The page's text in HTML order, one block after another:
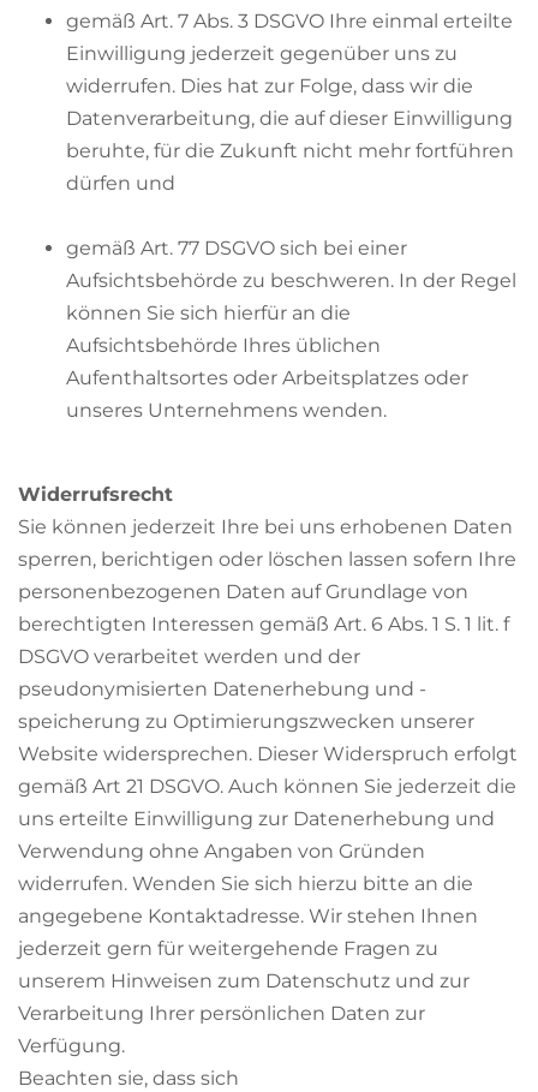
gemäß Art. 7 Abs. 3 DSGVO Ihre einmal erteilte
Einwilligung jederzeit gegenüber uns zu
widerrufen. Dies hat zur Folge, dass wir die
Datenverarbeitung, die auf dieser Einwilligung
beruhte, für die Zukunft nicht mehr fortführen
dürfen und
gemäß Art. 77 DSGVO sich bei einer
Aufsichtsbehörde zu beschweren. In der Regel
können Sie sich hierfür an die
Aufsichtsbehörde Ihres üblichen
Aufenthaltsortes oder Arbeitsplatzes oder
unseres Unternehmens wenden.
Widerrufsrecht
Sie können jederzeit Ihre bei uns erhobenen Daten
sperren, berichtigen oder löschen lassen sofern Ihre
personenbezogenen Daten auf Grundlage von
berechtigten Interessen gemäß Art. 6 Abs. 1 S. 1 lit. f
DSGVO verarbeitet werden und der
pseudonymisierten Datenerhebung und -
speicherung zu Optimierungszwecken unserer
Website widersprechen. Dieser Widerspruch erfolgt
gemäß Art 21 DSGVO. Auch können Sie jederzeit die
uns erteilte Einwilligung zur Datenerhebung und
Verwendung ohne Angaben von Gründen
widerrufen. Wenden Sie sich hierzu bitte an die
angegebene Kontaktadresse. Wir stehen Ihnen
jederzeit gern für weitergehende Fragen zu
unserem Hinweisen zum Datenschutz und zur
Verarbeitung Ihrer persönlichen Daten zur
Verfügung.
Beachten sie, dass sich